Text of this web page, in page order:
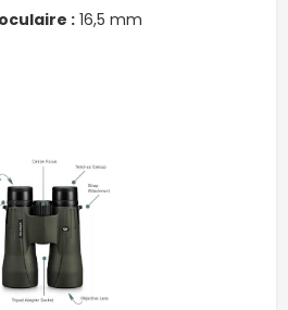
: 16,5 mm